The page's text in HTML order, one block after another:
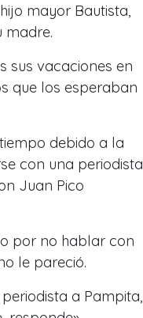
mayor Bautista,
madre.
sus vacaciones en
que los esperaban
debido a la
con una periodista
Juan Pico
por no hablar con
le pareció.
a Pampita,